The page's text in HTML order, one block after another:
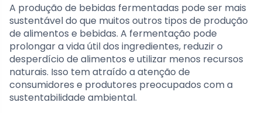
A produção de bebidas fermentadas pode ser mais
sustentável do que muitos outros tipos de produção
de alimentos e bebidas. A fermentação pode
prolongar a vida útil dos ingredientes, reduzir o
desperdício de alimentos e utilizar menos recursos
naturais. Isso tem atraído a atenção de
consumidores e produtores preocupados com a
sustentabilidade ambiental.